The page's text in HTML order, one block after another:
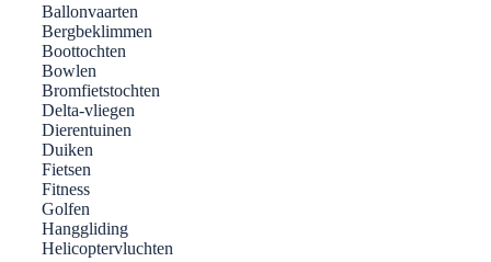
Ballonvaarten
Bergbeklimmen
Boottochten
Bowlen
Bromfietstochten
Delta-vliegen
Dierentuinen
Duiken
Fietsen
Fitness
Golfen
Hanggliding
Helicoptervluchten